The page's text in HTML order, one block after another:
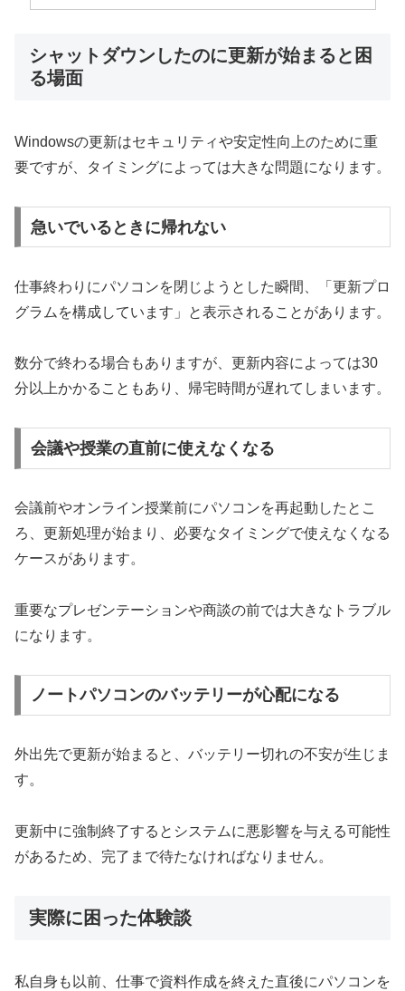
シャットダウンしたのに更新が始まると困
る場面
Windowsの更新はセキュリティや安定性向上のために重
要ですが、タイミングによっては大きな問題になります。
急いでいるときに帰れない
仕事終わりにパソコンを閉じようとした瞬間、「更新プロ
グラムを構成しています」と表示されることがあります。
数分で終わる場合もありますが、更新内容によっては30
分以上かかることもあり、帰宅時間が遅れてしまいます。
会議や授業の直前に使えなくなる
会議前やオンライン授業前にパソコンを再起動したとこ
ろ、更新処理が始まり、必要なタイミングで使えなくなる
ケースがあります。
重要なプレゼンテーションや商談の前では大きなトラブル
になります。
ノートパソコンのバッテリーが心配になる
外出先で更新が始まると、バッテリー切れの不安が生じま
す。
更新中に強制終了するとシステムに悪影響を与える可能性
があるため、完了まで待たなければなりません。
実際に困った体験談
私自身も以前、仕事で資料作成を終えた直後にパソコンを